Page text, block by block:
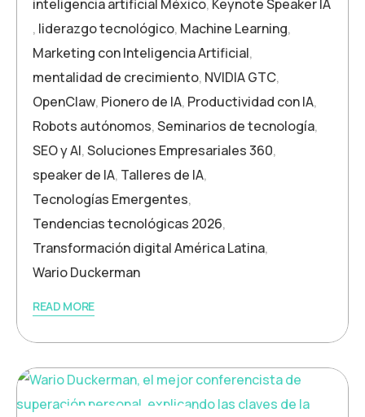
inteligencia artificial México, Keynote Speaker IA
, liderazgo tecnológico, Machine Learning,
Marketing con Inteligencia Artificial,
mentalidad de crecimiento, NVIDIA GTC,
OpenClaw, Pionero de IA, Productividad con IA,
Robots autónomos,Seminarios de tecnología,
SEO y AI,Soluciones Empresariales 360,
speaker de IA, Talleres de IA,
Tecnologías Emergentes,
Tendencias tecnológicas 2026,
Transformación digital América Latina,
Wario Duckerman
READ MORE